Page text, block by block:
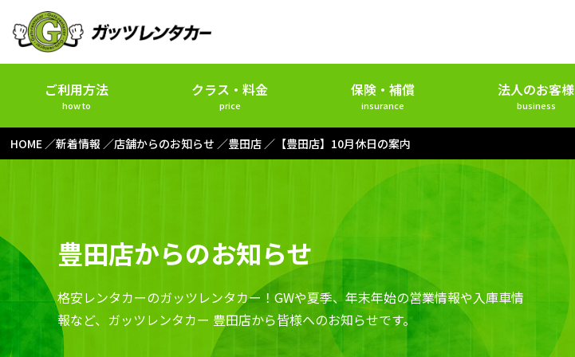
ご利用方法
how to
クラス・料金
price
保険・補償
insurance
法人のお客様
business
HOME 新着情報 店舗からのお知らせ 豊田店 【豊田店】10月休日の案内
豊田店からのお知らせ
格安レンタカーのガッツレンタカー！GWや夏季、年末年始の営業情報や入庫車情
報など、ガッツレンタカー 豊田店から皆様へのお知らせです。